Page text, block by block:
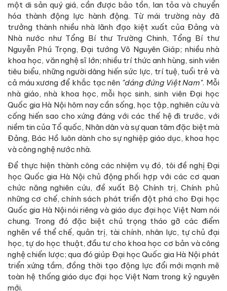
một di sản quý giá, cần được bảo tồn, lan tỏa và chuyển
hóa thành động lực hành động. Từ mái trường này đã
trưởng thành nhiều nhà lãnh đạo kiệt xuất của Đảng và
Nhà nước như Tổng Bí thư Trường Chinh, Tổng Bí thư
Nguyễn Phú Trọng, Đại tướng Võ Nguyên Giáp; nhiều nhà
khoa học, văn nghệ sĩ lớn; nhiều trí thức anh hùng, sinh viên
tiêu biểu, những người dâng hiến sức lực, trí tuệ, tuổi trẻ và
cả máu xương để khắc tạc nên "dáng đứng Việt Nam". Mỗi
nhà giáo, nhà khoa học, mỗi học sinh, sinh viên Đại học
Quốc gia Hà Nội hôm nay cần sống, học tập, nghiên cứu và
cống hiến sao cho xứng đáng với các thế hệ đi trước, với
niềm tin của Tổ quốc, Nhân dân và sự quan tâm đặc biệt mà
Đảng, Bác Hồ luôn dành cho sự nghiệp giáo dục, khoa học
và công nghệ nước nhà.
Để thực hiện thành công các nhiệm vụ đó, tôi đề nghị Đại
học Quốc gia Hà Nội chủ động phối hợp với các cơ quan
chức năng nghiên cứu, đề xuất Bộ Chính trị, Chính phủ
những cơ chế, chính sách phát triển đột phá cho Đại học
Quốc gia Hà Nội nói riêng và giáo dục đại học Việt Nam nói
chung. Trong đó đặc biệt chú trọng tháo gỡ các điểm
nghẽn về thể chế, quản trị, tài chính, nhân lực, tự chủ đại
học, tự do học thuật, đầu tư cho khoa học cơ bản và công
nghệ chiến lược; qua đó giúp Đại học Quốc gia Hà Nội phát
triển xứng tầm, đồng thời tạo động lực đổi mới mạnh mẽ
toàn hệ thống giáo dục đại học Việt Nam trong kỷ nguyên
mới.